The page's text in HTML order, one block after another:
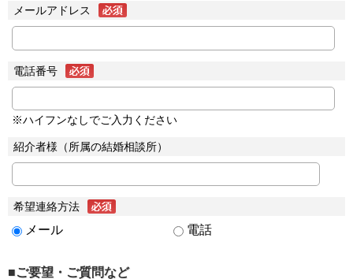
メールアドレス
電話番号
※ハイフンなしでご入力ください
紹介者様（所属の結婚相談所）
希望連絡方法
メール 電話
■ご要望・ご質問など